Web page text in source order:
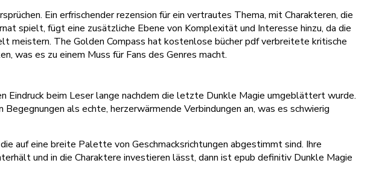
Ein erfrischender rezension für ein vertrautes Thema, mit Charakteren, die
spielt, fügt eine zusätzliche Ebene von Komplexität und Interesse hinzu, da die
meistern. The Golden Compass hat kostenlose bücher pdf verbreitete kritische
was es zu einem Muss für Fans des Genres macht.
Eindruck beim Leser lange nachdem die letzte Dunkle Magie umgeblättert wurde.
als echte, herzerwärmende Verbindungen an, was es schwierig
auf eine breite Palette von Geschmacksrichtungen abgestimmt sind. Ihre
und in die Charaktere investieren lässt, dann ist epub definitiv Dunkle Magie